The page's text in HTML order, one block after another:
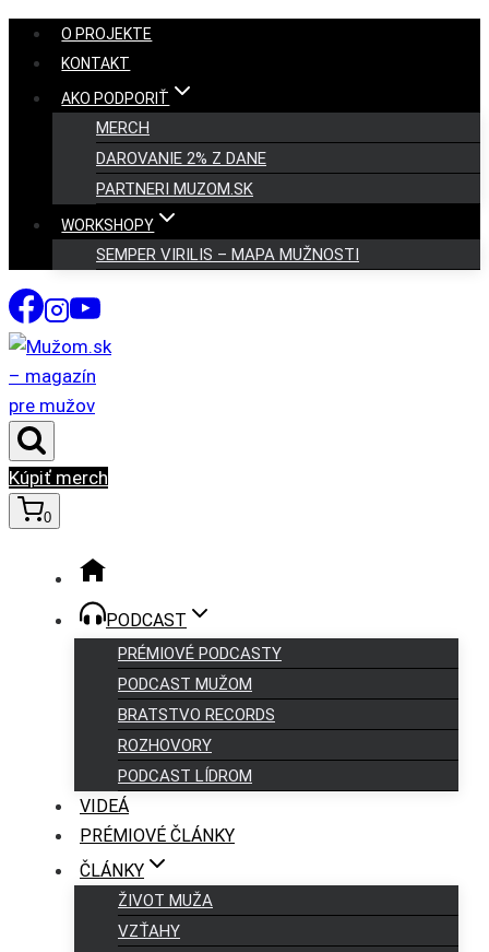
Skip
content
O PROJEKTE
KONTAKT
AKO PODPORIŤ
MERCH
DAROVANIE 2% Z DANE
PARTNERI MUZOM.SK
WORKSHOPY
SEMPER VIRILIS – MAPA MUŽNOSTI
Kúpiť merch
0
PODCAST
PRÉMIOVÉ PODCASTY
PODCAST MUŽOM
BRATSTVO RECORDS
ROZHOVORY
PODCAST LÍDROM
VIDEÁ
PRÉMIOVÉ ČLÁNKY
ČLÁNKY
ŽIVOT MUŽA
VZŤAHY